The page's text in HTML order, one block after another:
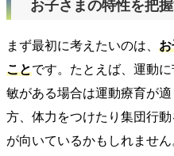
お子さまの特性を把
まず最初に考えたいのは、 お
ことです。たとえば、運動
敏がある場合は運動療育が
方、体力をつけたり集団行
が向いているかもしれませ